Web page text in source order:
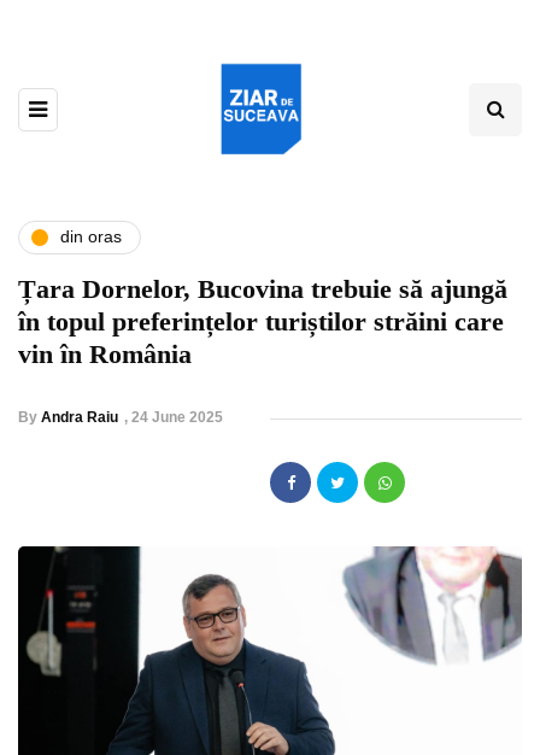
din oras
Țara Dornelor, Bucovina trebuie să ajungă
în topul preferințelor turiștilor străini care
vin în România
By Andra Raiu , 24 June 2025